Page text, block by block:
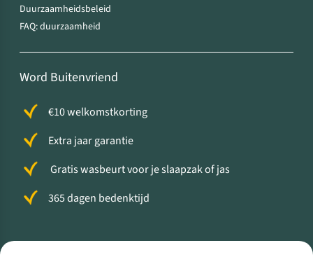
Duurzaamheidsbeleid
FAQ: duurzaamheid
Word Buitenvriend
€10 welkomstkorting
Extra jaar garantie
Gratis wasbeurt voor je slaapzak of jas
365 dagen bedenktijd